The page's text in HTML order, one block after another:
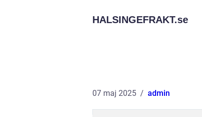
HALSINGEFRAKT.se
07 maj 2025 admin